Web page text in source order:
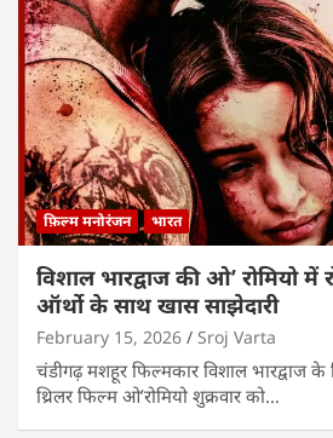
फ़िल्म मनोरंजन भारत
विशाल भारद्वाज की ओ’ रोमियो में
ऑर्थो के साथ खास साझेदारी
February 15, 2026 Sroj Varta
चंडीगढ़ मशहूर फिल्मकार विशाल भारद्वाज के
थ्रिलर फिल्म ओ’रोमियो शुक्रवार को…